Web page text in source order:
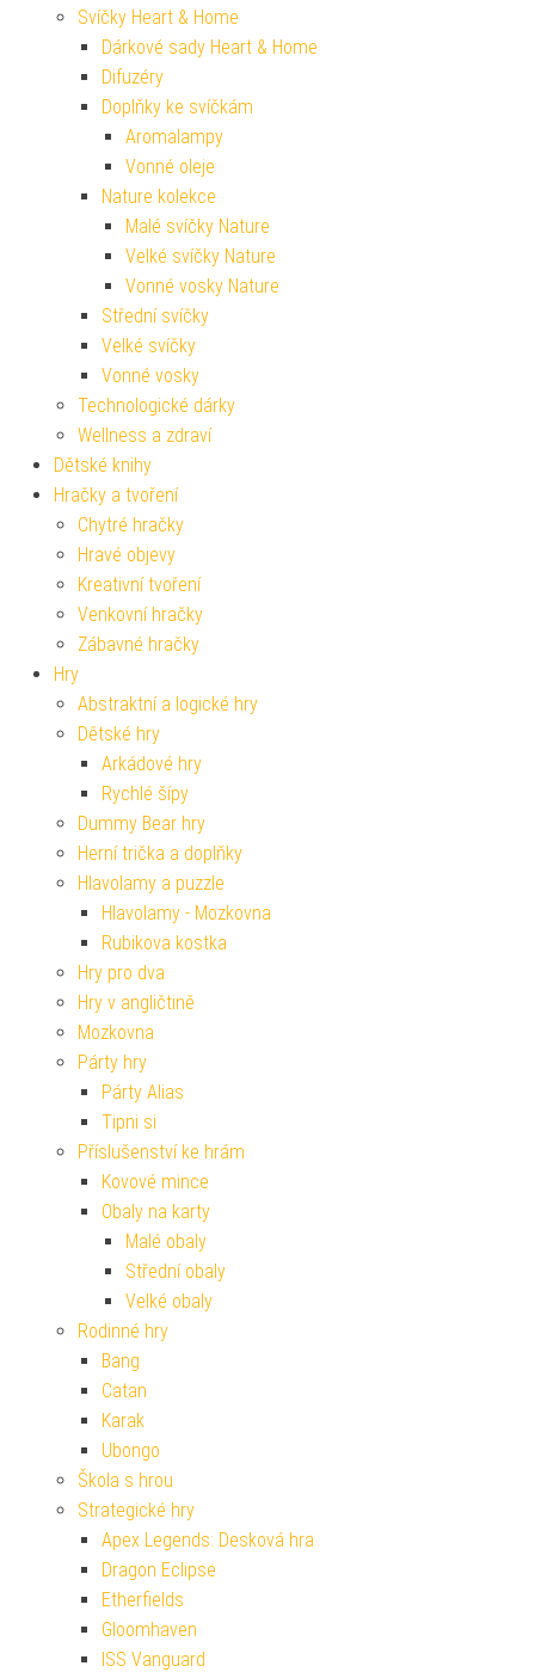
Svíčky Heart & Home
Dárkové sady Heart & Home
Difuzéry
Doplňky ke svíčkám
Aromalampy
Vonné oleje
Nature kolekce
Malé svíčky Nature
Velké svíčky Nature
Vonné vosky Nature
Střední svíčky
Velké svíčky
Vonné vosky
Technologické dárky
Wellness a zdraví
Dětské knihy
Hračky a tvoření
Chytré hračky
Hravé objevy
Kreativní tvoření
Venkovní hračky
Zábavné hračky
Hry
Abstraktní a logické hry
Dětské hry
Arkádové hry
Rychlé šípy
Dummy Bear hry
Herní trička a doplňky
Hlavolamy a puzzle
Hlavolamy - Mozkovna
Rubikova kostka
Hry pro dva
Hry v angličtině
Mozkovna
Párty hry
Párty Alias
Tipni si
Příslušenství ke hrám
Kovové mince
Obaly na karty
Malé obaly
Střední obaly
Velké obaly
Rodinné hry
Bang
Catan
Karak
Ubongo
Škola s hrou
Strategické hry
Apex Legends: Desková hra
Dragon Eclipse
Etherfields
Gloomhaven
ISS Vanguard